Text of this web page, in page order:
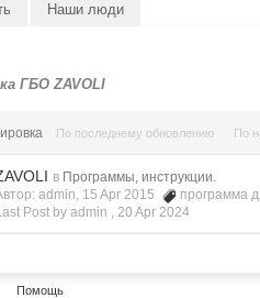
Наши люди
ГБО ZAVOLI
По последнему обновлению По
в Программы, инструкции.
admin, 15 Apr 2015
программа
Post by admin ,20 Apr 2024
Помощь